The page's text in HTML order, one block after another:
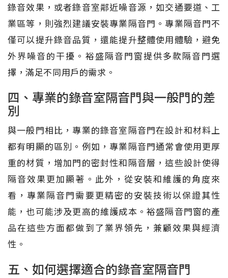
錄音效果，或者錄音室鄰近噪音源，如交通要道、工
業區等，則強烈建議安裝專業隔音門。專業隔音門不
僅可以提升錄音品質，還能提升整體使用體驗，避免
外界噪音的干擾。裕盛隔音門窗提供多款隔音門選
擇，滿足不同用戶的需求。
四、專業的錄音室隔音門與一般門的差
別
與一般門相比，專業的錄音室隔音門在設計和材料上
都有明顯的區別。例如，專業隔音門通常會使用更厚
重的材質，增加門的密封性和隔音層，這些設計使得
隔音效果更加顯著。此外，從安裝和維護的角度來
看，專業隔音門需要更精密的安裝技術以保證其性
能，也可能涉及更高的維護成本。裕盛隔音門窗的產
品在這些方面都做到了業界領先，兼顧效果與經濟
性。
五、如何選擇適合的錄音室隔音門